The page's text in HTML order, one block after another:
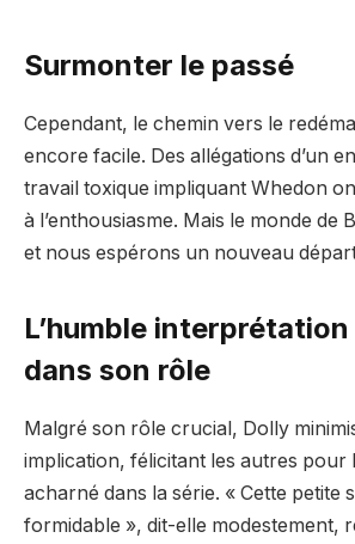
Surmonter le passé
Cependant, le chemin vers le
encore facile. Des allégations d’un
travail toxique impliquant Whedon
à l’enthousiasme. Mais le monde de
et nous espérons un nouveau
L’humble
dans son rôle
Malgré son rôle crucial, Dolly
implication, félicitant les autres pour
acharné dans la série. « Cette petite
formidable », dit-elle modestement,